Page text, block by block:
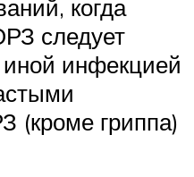
когда
следует
иной инфекцией
(кроме гриппа)